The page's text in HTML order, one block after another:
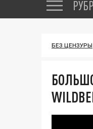
БЕЗ ЦЕНЗУРЫ